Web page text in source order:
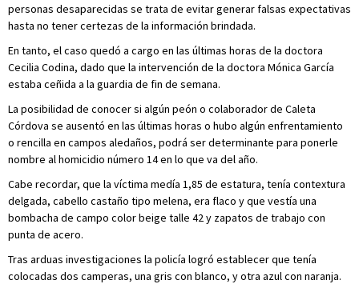
personas desaparecidas se trata de evitar generar falsas expectativas
hasta no tener certezas de la información brindada.
En tanto, el caso quedó a cargo en las últimas horas de la doctora
Cecilia Codina, dado que la intervención de la doctora Mónica García
estaba ceñida a la guardia de fin de semana.
La posibilidad de conocer si algún peón o colaborador de Caleta
Córdova se ausentó en las últimas horas o hubo algún enfrentamiento
o rencilla en campos aledaños, podrá ser determinante para ponerle
nombre al homicidio número 14 en lo que va del año.
Cabe recordar, que la víctima medía 1,85 de estatura, tenía contextura
delgada, cabello castaño tipo melena, era flaco y que vestía una
bombacha de campo color beige talle 42 y zapatos de trabajo con
punta de acero.
Tras arduas investigaciones la policía logró establecer que tenía
colocadas dos camperas, una gris con blanco, y otra azul con naranja.